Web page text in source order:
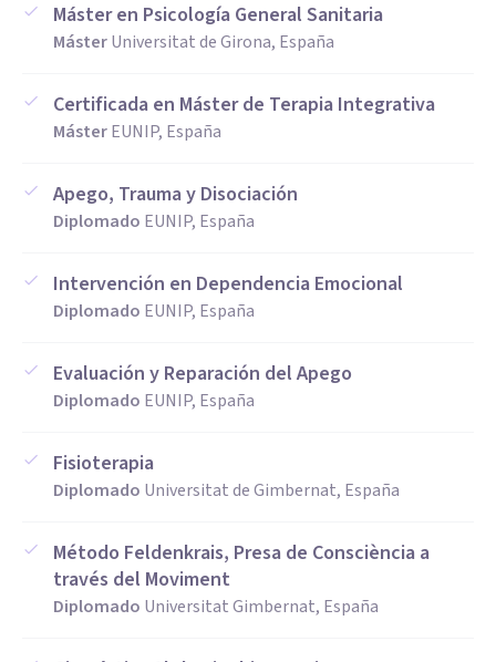
Máster en Psicología General Sanitaria
MásterUniversitat de Girona, España
Certificada en Máster de Terapia Integrativa
MásterEUNIP, España
Apego, Trauma y Disociación
Diplomado EUNIP, España
Intervención en Dependencia Emocional
Diplomado EUNIP, España
Evaluación y Reparación del Apego
Diplomado EUNIP, España
Fisioterapia
Diplomado Universitat de Gimbernat, España
Método Feldenkrais, Presa de Consciència a
través del Moviment
Diplomado Universitat Gimbernat, España